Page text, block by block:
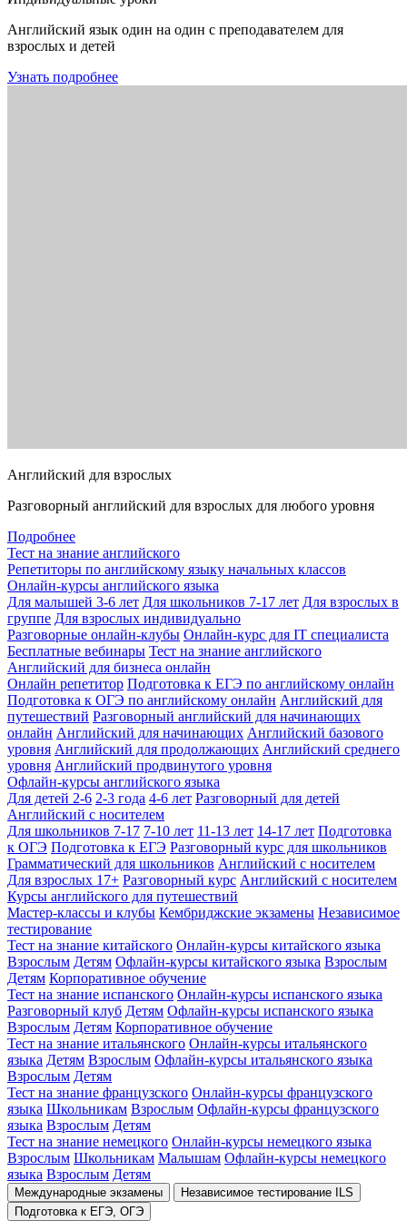
Английский язык один на один с преподавателем для
взрослых и детей
Узнать подробнее
Английский для взрослых
Разговорный английский для взрослых для любого уровня
Подробнее
Тест на знание английского
Репетиторы по английскому языку начальных классов
Онлайн-курсы английского языка
Для малышей 3-6 лет Для школьников 7-17 лет Для взрослых в
группе Для взрослых индивидуально
Разговорные онлайн-клубы Онлайн-курс для IT специалиста
Бесплатные вебинары Тест на знание английского
Английский для бизнеса онлайн
Онлайн репетитор Подготовка к ЕГЭ по английскому онлайн
Подготовка к ОГЭ по английскому онлайн Английский для
путешествий Разговорный английский для начинающих
онлайн Английский для начинающих Английский базового
уровня Английский для продолжающих Английский среднего
уровня Английский продвинутого уровня
Офлайн-курсы английского языка
Для детей 2-6 2-3 года 4-6 лет Разговорный для детей
Английский с носителем
Для школьников 7-17 7-10 лет 11-13 лет 14-17 лет Подготовка
к ОГЭ Подготовка к ЕГЭ Разговорный курс для школьников
Грамматический для школьников Английский с носителем
Для взрослых 17+ Разговорный курс Английский с носителем
Курсы английского для путешествий
Мастер-классы и клубы Кембриджские экзамены Независимое
тестирование
Тест на знание китайского Онлайн-курсы китайского языка
Взрослым Детям Офлайн-курсы китайского языка Взрослым
Детям Корпоративное обучение
Тест на знание испанского Онлайн-курсы испанского языка
Разговорный клуб Детям Офлайн-курсы испанского языка
Взрослым Детям Корпоративное обучение
Тест на знание итальянского Онлайн-курсы итальянского
языка Детям Взрослым Офлайн-курсы итальянского языка
Взрослым Детям
Тест на знание французского Онлайн-курсы французского
языка Школьникам Взрослым Офлайн-курсы французского
языка Взрослым Детям
Тест на знание немецкого Онлайн-курсы немецкого языка
Взрослым Школьникам Малышам Офлайн-курсы немецкого
языка Взрослым Детям
Международные экзамены
Независимое тестирование ILS
Подготовка к ЕГЭ, ОГЭ